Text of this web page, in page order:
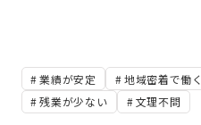
業績が安定 地域密着で働く
残業が少ない
文理不問